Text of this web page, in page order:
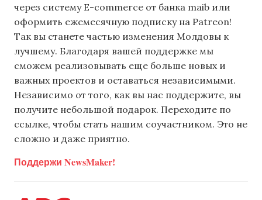
через систему E-commerce от банка maib или
оформить ежемесячную подписку на Patreon!
Так вы станете частью изменения Молдовы к
лучшему. Благодаря вашей поддержке мы
сможем реализовывать еще больше новых и
важных проектов и оставаться независимыми.
Независимо от того, как вы нас поддержите, вы
получите небольшой подарок. Переходите по
ссылке, чтобы стать нашим соучастником. Это не
сложно и даже приятно.
Поддержи NewsMaker!